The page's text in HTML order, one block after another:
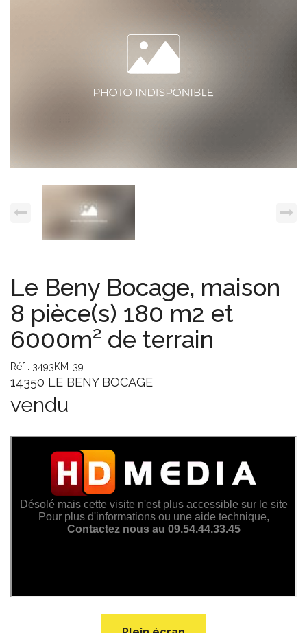
Le Beny Bocage, maison
8 pièce(s) 180 m2 et
6000m² de terrain
Réf : 3493KM-39
14350 LE BENY BOCAGE
vendu